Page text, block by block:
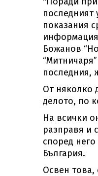
последният
показания
Божанов
последния,
От няколко
делото, по
На всички
разправя и
според
България.
Освен това,